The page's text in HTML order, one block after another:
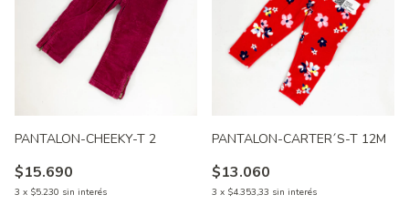
PANTALON-CHEEKY-T 2
$15.690
3 x $5.230 sin interés
PANTALON-CARTER´S-T 12M
$13.060
3 x $4.353,33 sin interés